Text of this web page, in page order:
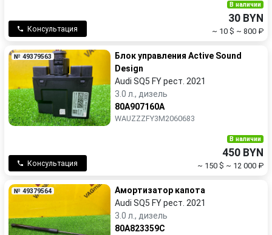
Консультация
В наличии
30 BYN
~ 10 $ ~ 800 ₽
№ 49379563
Блок управления Active Sound
Design
Audi SQ5 FY рест. 2021
3.0 л., дизель
80A907160A
WAUZZZFY3M2060683
Консультация
В наличии
450 BYN
~ 150 $ ~ 12 000 ₽
№ 49379564
Амортизатор капота
Audi SQ5 FY рест. 2021
3.0 л., дизель
80A823359C